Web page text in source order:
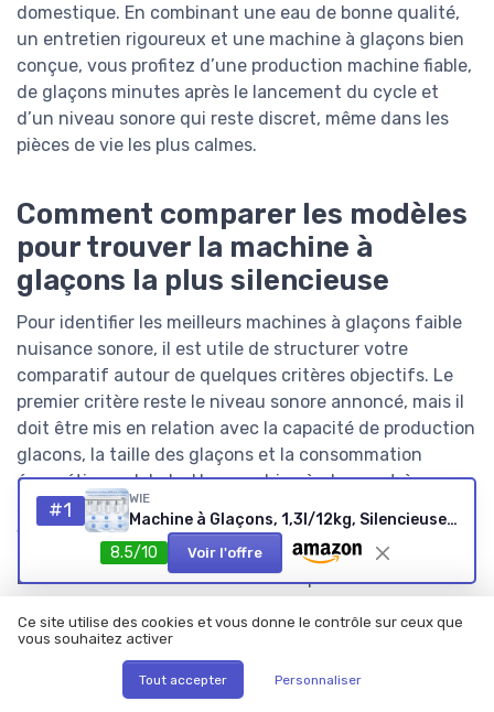
domestique. En combinant une eau de bonne qualité,
un entretien rigoureux et une machine à glaçons bien
conçue, vous profitez d’une production machine fiable,
de glaçons minutes après le lancement du cycle et
d’un niveau sonore qui reste discret, même dans les
pièces de vie les plus calmes.
Comment comparer les modèles
pour trouver la machine à
glaçons la plus silencieuse
Pour identifier les meilleurs machines à glaçons faible
nuisance sonore, il est utile de structurer votre
comparatif autour de quelques critères objectifs. Le
premier critère reste le niveau sonore annoncé, mais il
doit être mis en relation avec la capacité de production
glacons, la taille des glaçons et la consommation
énergétique globale. Une machine à glaçons très
silencieuse mais trop lente ou sous dimensionnée pour
vos besoins risque de vous décevoir à l’usage.
Le deuxième critère concerne la capacité réservoir et
déterminent à la fois l’autonomie et l’encombrement
sur votre plan de travail. Une machine à glaçons
compacte avec une petite capacité peut suffire pour un
#1 WIE
Machine à Glaçons, 1,3l/12kg, Silencieuse Machine à Glacons Comptoir avec Pelle à Glaçons, Machine à Glaçons Autonettoyante et Portable pour Maison/Cuisine/Camping
8.5/10
Voir l'offre
Ce site utilise des cookies et vous donne le contrôle sur ceux que
vous souhaitez activer
Tout accepter Personnaliser